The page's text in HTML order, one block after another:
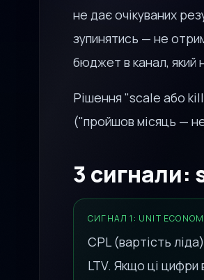
не дає очікуваних
зупинятись — не
бюджет в канал, який
Рішення "scale або
("пройшов місяць —
3 сигнали:
СИГНАЛ 1: UNIT
CPL (вартість
LTV. Якщо ці